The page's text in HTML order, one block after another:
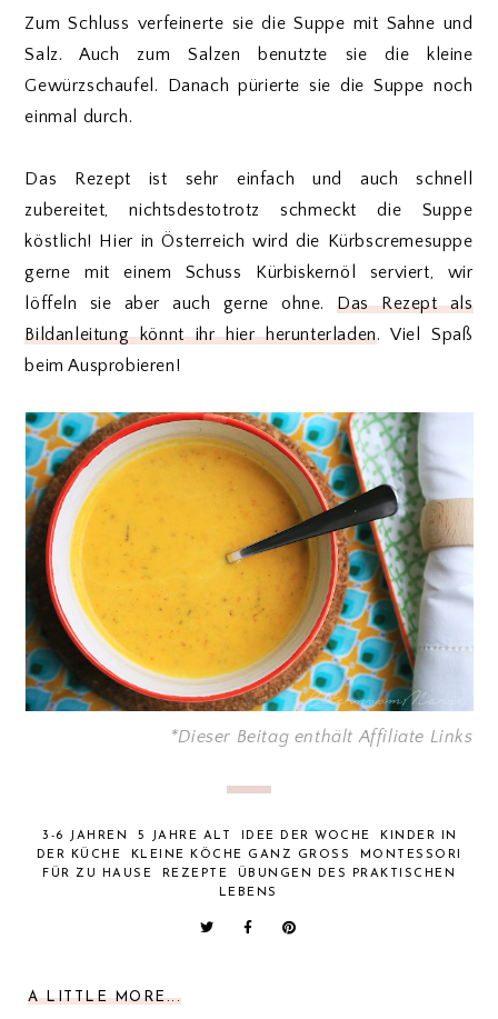
Zum Schluss verfeinerte sie die Suppe mit Sahne und
Salz. Auch zum Salzen benutzte sie die kleine
Gewürzschaufel. Danach pürierte sie die Suppe noch
einmal durch.
Das Rezept ist sehr einfach und auch schnell
zubereitet, nichtsdestotrotz schmeckt die Suppe
köstlich! Hier in Österreich wird die Kürbscremesuppe
gerne mit einem Schuss Kürbiskernöl serviert, wir
löffeln sie aber auch gerne ohne.Das Rezept als
Bildanleitung könnt ihr hier herunterladen. Viel Spaß
beim Ausprobieren!
*Dieser Beitag enthält Affiliate Links
3-6 JAHREN 5 JAHRE ALT IDEE DER WOCHE
KINDER IN
DER KÜCHE
KLEINE KÖCHE GANZ GROSS
MONTESSORI
FÜR ZU HAUSE
REZEPTE
ÜBUNGEN DES PRAKTISCHEN
LEBENS
A LITTLE MORE...